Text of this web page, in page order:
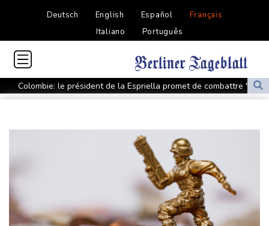
Deutsch English Español
Français
Italiano
Português
Colombie: le président de la Espriella promet de combattre "sans
répit" le narcotrafic
Colombie: le président de la Espriella promet de combattre "sans
La justice bloque à nouveau la salle de bal de Trump, qui va
saisir la Cour suprême
De la Espriella, un millionnaire pro-Trump à la présidence de la